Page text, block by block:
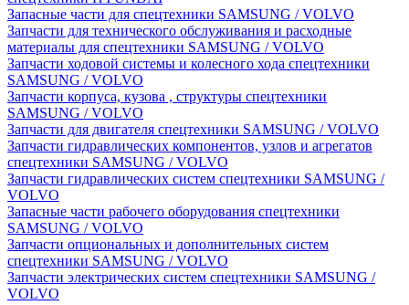
Запасные части для спецтехники SAMSUNG / VOLVO
Запчасти для технического обслуживания и расходные
материалы для спецтехники SAMSUNG / VOLVO
Запчасти ходовой системы и колесного хода спецтехники
SAMSUNG / VOLVO
Запчасти корпуса, кузова , структуры спецтехники
SAMSUNG / VOLVO
Запчасти для двигателя спецтехники SAMSUNG / VOLVO
Запчасти гидравлических компонентов, узлов и агрегатов
спецтехники SAMSUNG / VOLVO
Запчасти гидравлических систем спецтехники SAMSUNG /
VOLVO
Запасные части рабочего оборудования спецтехники
SAMSUNG / VOLVO
Запчасти опциональных и дополнительных систем
спецтехники SAMSUNG / VOLVO
Запчасти электрических систем спецтехники SAMSUNG /
VOLVO